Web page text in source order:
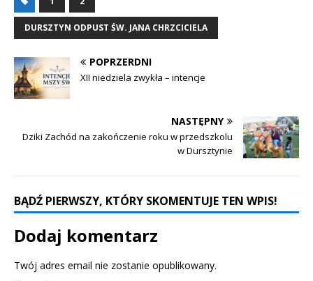
DURSZTYN ODPUST ŚW. JANA CHRZCICIELA
POPRZERDNI
XII niedziela zwykła – intencje
NASTĘPNY
Dziki Zachód na zakończenie roku w przedszkolu
w Dursztynie
BĄDŹ PIERWSZY, KTÓRY SKOMENTUJE TEN WPIS!
Dodaj komentarz
Twój adres email nie zostanie opublikowany.